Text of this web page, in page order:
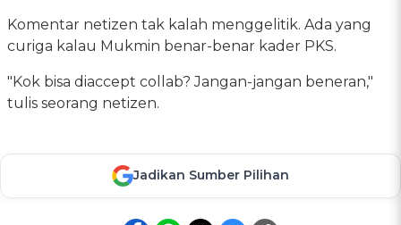
Komentar netizen tak kalah menggelitik. Ada yang
curiga kalau Mukmin benar-benar kader PKS.
"Kok bisa diaccept collab? Jangan-jangan beneran,"
tulis seorang netizen.
Jadikan Sumber Pilihan